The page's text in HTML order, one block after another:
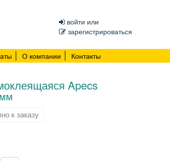
войти или
зарегистрироваться
О компании Контакты
Apecs